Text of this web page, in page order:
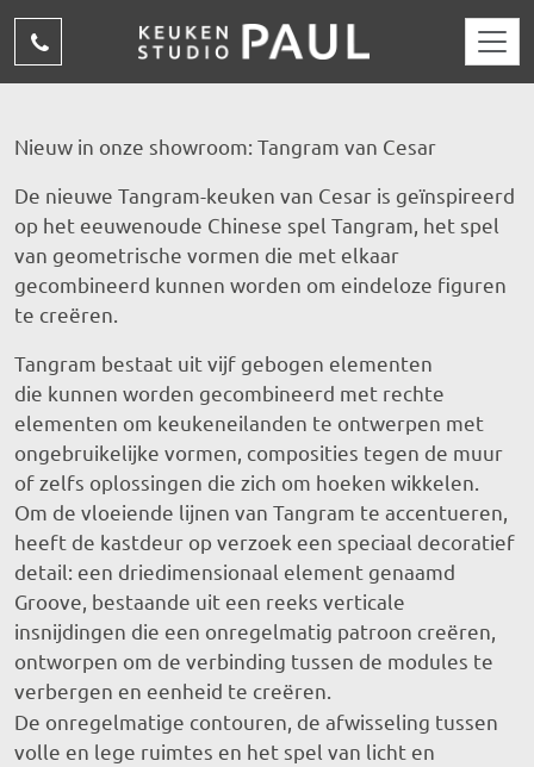
Overslaan en naar de inhoud gaan
(015)
15
Nieuw in onze showroom: Tangram van Cesar
De nieuwe Tangram-keuken van Cesar is geïnspireerd
op het eeuwenoude Chinese spel Tangram, het spel
van geometrische vormen die met elkaar
gecombineerd kunnen worden om eindeloze figuren
te creëren.
Tangram bestaat uit vijf gebogen elementen
die kunnen worden gecombineerd met rechte
elementen om keukeneilanden te ontwerpen met
ongebruikelijke vormen, composities tegen de muur
of zelfs oplossingen die zich om hoeken wikkelen.
Om de vloeiende lijnen van Tangram te accentueren,
heeft de kastdeur op verzoek een speciaal decoratief
detail: een driedimensionaal element genaamd
Groove, bestaande uit een reeks verticale
insnijdingen die een onregelmatig patroon creëren,
ontworpen om de verbinding tussen de modules te
verbergen en eenheid te creëren.
De onregelmatige contouren, de afwisseling tussen
volle en lege ruimtes en het spel van licht en